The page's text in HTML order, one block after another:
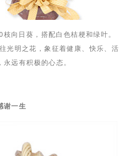
枝向日葵，搭配白色桔梗和绿叶。
明之花，象征着健康、快乐、活
远有积极的心态。
谢一生